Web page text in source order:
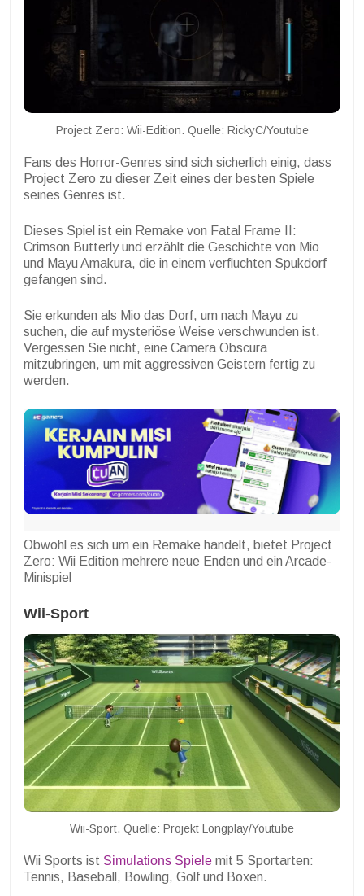
Project Zero: Wii-Edition. Quelle: RickyC/Youtube
Fans des Horror-Genres sind sich sicherlich einig, dass
Project Zero zu dieser Zeit eines der besten Spiele
seines Genres ist.
Dieses Spiel ist ein Remake von Fatal Frame II:
Crimson Butterly und erzählt die Geschichte von Mio
und Mayu Amakura, die in einem verfluchten Spukdorf
gefangen sind.
Sie erkunden als Mio das Dorf, um nach Mayu zu
suchen, die auf mysteriöse Weise verschwunden ist.
Vergessen Sie nicht, eine Camera Obscura
mitzubringen, um mit aggressiven Geistern fertig zu
werden.
Obwohl es sich um ein Remake handelt, bietet Project
Zero: Wii Edition mehrere neue Enden und ein Arcade-
Minispiel
Wii-Sport
Wii-Sport. Quelle: Projekt Longplay/Youtube
Wii Sports ist Simulations Spiele mit 5 Sportarten:
Tennis, Baseball, Bowling, Golf und Boxen.